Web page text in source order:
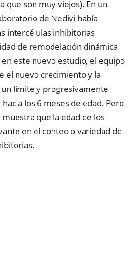
que son muy viejos). En un
de Nedivi había
intercélulas inhibitorias
de remodelación dinámica
este nuevo estudio, el equipo
el nuevo crecimiento y la
un límite y progresivamente
los 6 meses de edad. Pero
que la edad de los
en el conteo o variedad de